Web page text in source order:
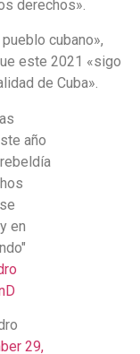
derechos».
cubano»,
este 2021 «sigo
de Cuba».
año
en
29,